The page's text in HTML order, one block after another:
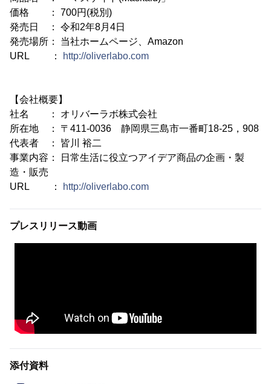
価格 ： 700円(税別)
発売日 ： 令和2年8月4日
発売場所： 当社ホームページ、Amazon
URL ：
http://oliverlabo.com
【会社概要】
社名 ： オリバーラボ株式会社
所在地 ： 〒411-0036 静岡県三島市一番町18-25，908
代表者 ： 皆川 裕二
事業内容： 日常生活に役立つアイデア商品の企画・製
造・販売
URL ：
http://oliverlabo.com
プレスリリース動画
添付資料